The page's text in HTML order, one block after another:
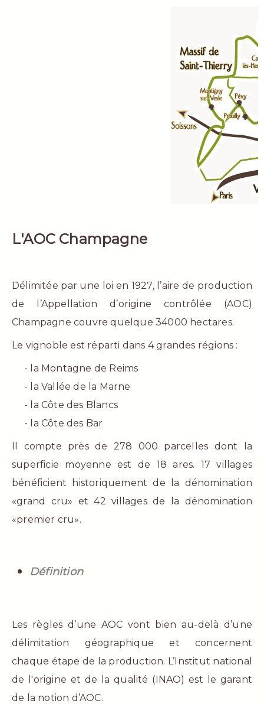
L'AOC Champagne
Délimitée par une loi en 1927, l’aire de production
de l’Appellation d’origine contrôlée (AOC)
Champagne couvre quelque 34000 hectares.
Le vignoble est réparti dans 4 grandes régions :
- la Montagne de Reims
- la Vallée de la Marne
- la Côte des Blancs
- la Côte des Bar
Il compte près de 278 000 parcelles dont la
superficie moyenne est de 18 ares. 17 villages
bénéficient historiquement de la dénomination
«grand cru» et 42 villages de la dénomination
«premier cru».
Définition
Les règles d’une AOC vont bien au-delà d’une
délimitation géographique et concernent
chaque étape de la production. L’Institut national
de l'origine et de la qualité (INAO) est le garant
de la notion d’AOC.